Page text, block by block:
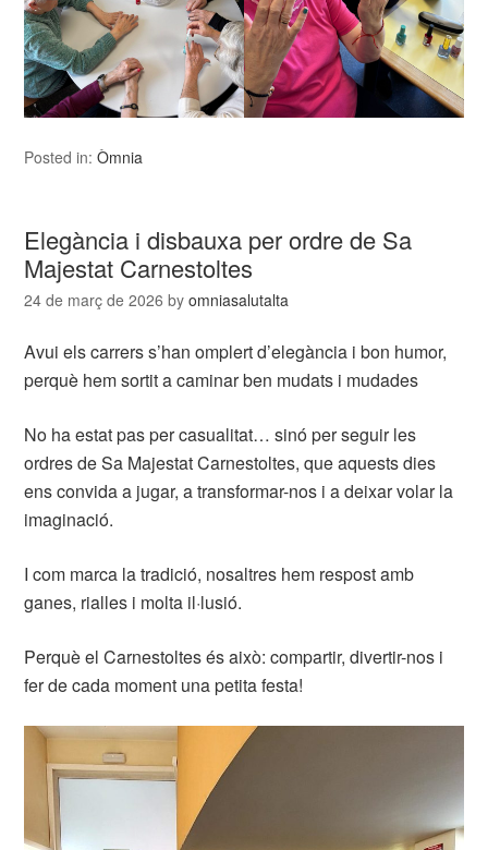
Posted in:Òmnia
Elegància i disbauxa per ordre de Sa
Majestat Carnestoltes
24 de març de 2026 byomniasalutalta
Avui els carrers s’han omplert d’elegància i bon humor,
perquè hem sortit a caminar ben mudats i mudades
No ha estat pas per casualitat… sinó per seguir les
ordres de Sa Majestat Carnestoltes, que aquests dies
ens convida a jugar, a transformar-nos i a deixar volar la
imaginació.
I com marca la tradició, nosaltres hem respost amb
ganes, rialles i molta il·lusió.
Perquè el Carnestoltes és això: compartir, divertir-nos i
fer de cada moment una petita festa!